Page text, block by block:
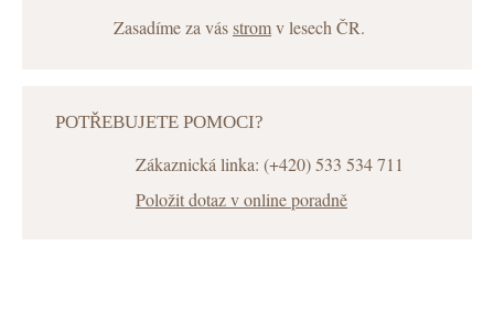
Zasadíme za vásstromv lesech ČR.
POTŘEBUJETE POMOCI?
Zákaznická linka: (+420) 533 534 711
Položit dotaz v online poradně